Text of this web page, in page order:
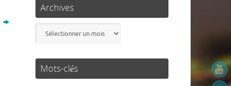
Archives
Mots-clés